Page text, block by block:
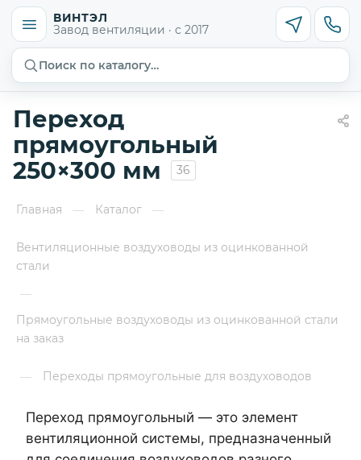
ВИНТЭЛ
Завод вентиляции · с 2017
Поиск по каталогу…
Переход
прямоугольный
250×300 мм
36
Главная — Каталог —
Вентиляционные воздуховоды из оцинкованной
стали
—
Прямоугольные воздуховоды из оцинкованной стали
на заказ
— Переходы прямоугольные для воздуховодов
Переход прямоугольный — это элемент
вентиляционной системы, предназначенный